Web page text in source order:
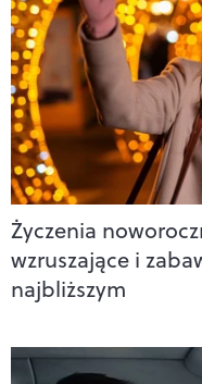
Życzenia
wzruszające i
najbliższym